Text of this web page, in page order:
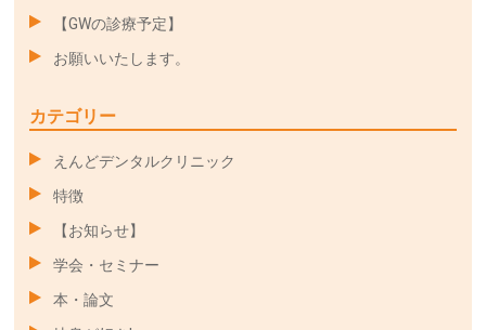
【GWの診療予定】
お願いいたします。
カテゴリー
えんどデンタルクリニック
特徴
【お知らせ】
学会・セミナー
本・論文